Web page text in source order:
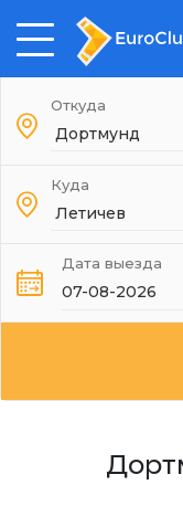
Откуда
Куда
Дата выезда